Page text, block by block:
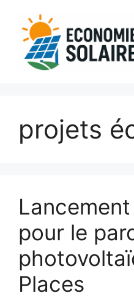
contenu
projets
pour le
Places